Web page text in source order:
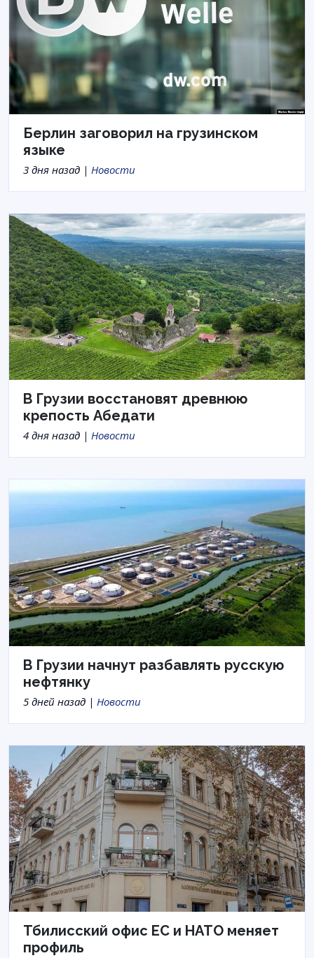
Берлин заговорил на грузинском
языке
3 дня назад | Новости
В Грузии восстановят древнюю
крепость Абедати
4 дня назад | Новости
В Грузии начнут разбавлять русскую
нефтянку
5 дней назад | Новости
Тбилисский офис ЕС и НАТО меняет
профиль